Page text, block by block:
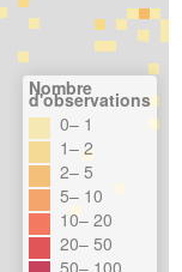
Nombre
d'observations
0– 1
1– 2
2– 5
5– 10
10– 20
20– 50
50– 100